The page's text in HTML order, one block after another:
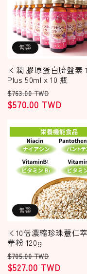
售罄
IK 潤 膠原蛋白胎盤素
Plus 50ml x 10 瓶
定
價
$763.00 TWD
價
$570.00 TWD
售罄
IK 10倍濃縮珍珠薏仁
華粉 120g
定
價
$705.00 TWD
價
$527.00 TWD